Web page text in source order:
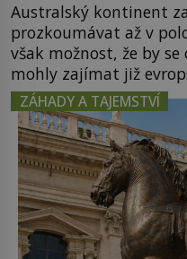
Australský kontinent
prozkoumávat až v
však možnost, že by
mohly zajímat již
to o 15 století dříve?
zakreslovali do map
Australis – Jižní zemi.
smysl pro […]
ZÁHADY A TAJEMSTVÍ